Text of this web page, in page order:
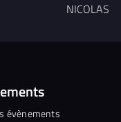
NICOLAS
évènements